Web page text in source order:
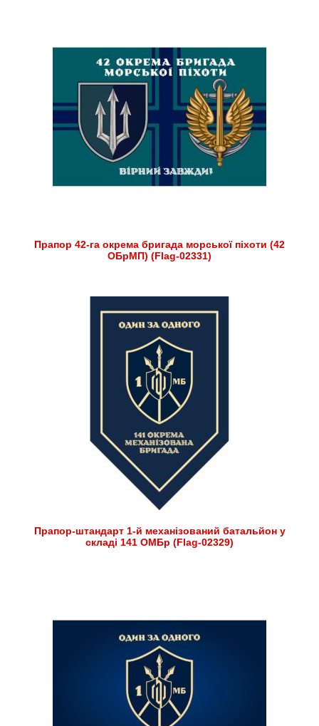
Прапор 42-га окрема бригада морської піхоти (42
ОБрМП) (Flag-02331)
Прапор-штандарт 1-й механізований батальйон у
складі 141 ОМБр (Flag-02329)